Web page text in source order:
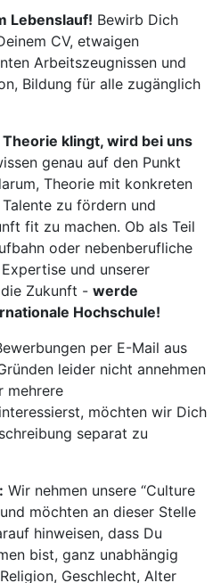
Lebenslauf! Bewirb Dich
CV, etwaigen
Arbeitszeugnissen und
Bildung für alle zugänglich
klingt, wird bei uns
genau auf den Punkt
Theorie mit konkreten
zu fördern und
fit zu machen. Ob als Teil
oder nebenberufliche
und unserer
Zukunft - werde
Hochschule!
per E-Mail aus
leider nicht annehmen
mehrere
möchten wir Dich
separat zu
Wir nehmen unsere “Culture
möchten an dieser Stelle
hinweisen, dass Du
bist, ganz unabhängig
Geschlecht, Alter